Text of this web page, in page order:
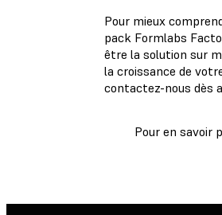
Pour mieux
pack Formlabs
être la solution sur
la croissance de
contactez-nous dès
Pour en savoir